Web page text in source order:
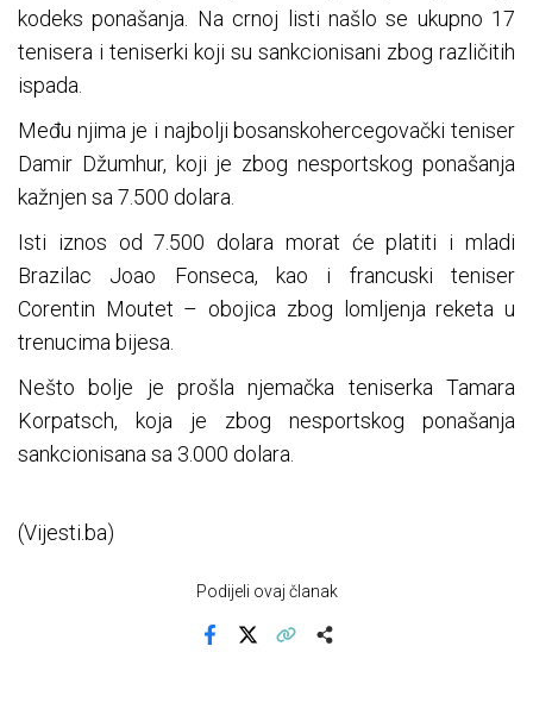
kodeks ponašanja. Na crnoj listi našlo se ukupno 17
tenisera i teniserki koji su sankcionisani zbog različitih
ispada.
Među njima je i najbolji bosanskohercegovački teniser
Damir Džumhur, koji je zbog nesportskog ponašanja
kažnjen sa 7.500 dolara.
Isti iznos od 7.500 dolara morat će platiti i mladi
Brazilac Joao Fonseca, kao i francuski teniser
Corentin Moutet – obojica zbog lomljenja reketa u
trenucima bijesa.
Nešto bolje je prošla njemačka teniserka Tamara
Korpatsch, koja je zbog nesportskog ponašanja
sankcionisana sa 3.000 dolara.
(Vijesti.ba)
Podijeli ovaj članak